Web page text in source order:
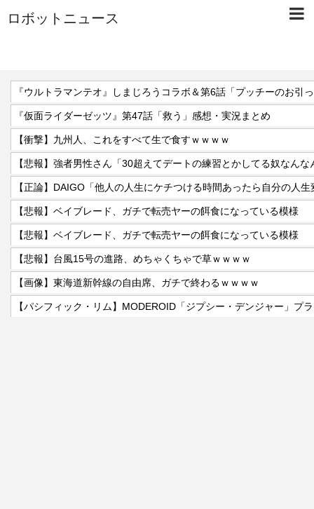
ロボットニュース
『ウルトラマンテオ』しまじろうコラボ＆第6話「プッチーのお引
『仮面ライダーゼッツ』第47話「救う」感想・実況まとめ
【衝撃】九州人、これをすべて生で食すｗｗｗｗ
【悲報】ベイブレード、ガチで転売ヤーの餌食になっている模様
【悲報】ベイブレード、ガチで転売ヤーの餌食になっている模様
【悲報】台風15号の進路、めちゃくちゃで草ｗｗｗｗ
【画像】東海道新幹線の自由席、ガチで終わるｗｗｗｗ
【パシフィック・リム】MODEROID「ジプシー・デンジャー」プ